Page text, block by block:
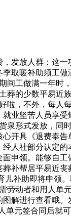
发放人群：这一
取暖补助须工
间工做满一年时
的少数平易近
啦，不外，每人
业坚苦人员享受
泉形式发放，同
开具《退费奉告
人社部分认定
申领。能够自
补帮居平易近
儿补助即将申领
劳动者和用人单
解进行查看哦
单元签合同后就